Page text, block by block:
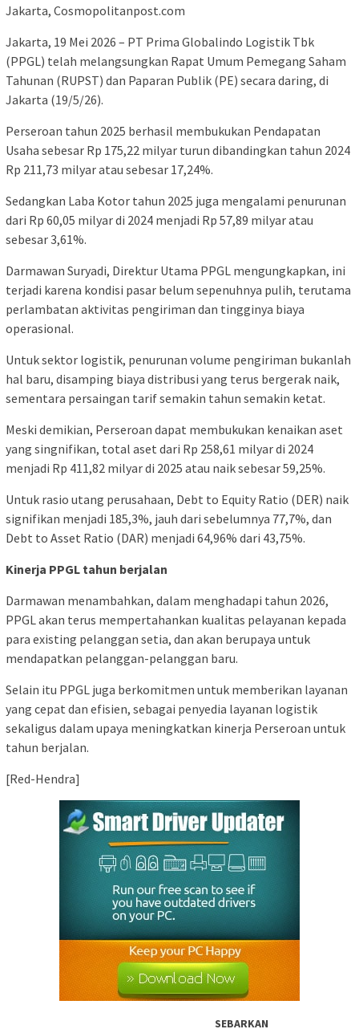
Jakarta, Cosmopolitanpost.com
Jakarta, 19 Mei 2026 – PT Prima Globalindo Logistik Tbk
(PPGL) telah melangsungkan Rapat Umum Pemegang Saham
Tahunan (RUPST) dan Paparan Publik (PE) secara daring, di
Jakarta (19/5/26).
Perseroan tahun 2025 berhasil membukukan Pendapatan
Usaha sebesar Rp 175,22 milyar turun dibandingkan tahun 2024
Rp 211,73 milyar atau sebesar 17,24%.
Sedangkan Laba Kotor tahun 2025 juga mengalami penurunan
dari Rp 60,05 milyar di 2024 menjadi Rp 57,89 milyar atau
sebesar 3,61%.
Darmawan Suryadi, Direktur Utama PPGL mengungkapkan, ini
terjadi karena kondisi pasar belum sepenuhnya pulih, terutama
perlambatan aktivitas pengiriman dan tingginya biaya
operasional.
Untuk sektor logistik, penurunan volume pengiriman bukanlah
hal baru, disamping biaya distribusi yang terus bergerak naik,
sementara persaingan tarif semakin tahun semakin ketat.
Meski demikian, Perseroan dapat membukukan kenaikan aset
yang singnifikan, total aset dari Rp 258,61 milyar di 2024
menjadi Rp 411,82 milyar di 2025 atau naik sebesar 59,25%.
Untuk rasio utang perusahaan, Debt to Equity Ratio (DER) naik
signifikan menjadi 185,3%, jauh dari sebelumnya 77,7%, dan
Debt to Asset Ratio (DAR) menjadi 64,96% dari 43,75%.
Kinerja PPGL tahun berjalan
Darmawan menambahkan, dalam menghadapi tahun 2026,
PPGL akan terus mempertahankan kualitas pelayanan kepada
para existing pelanggan setia, dan akan berupaya untuk
mendapatkan pelanggan-pelanggan baru.
Selain itu PPGL juga berkomitmen untuk memberikan layanan
yang cepat dan efisien, sebagai penyedia layanan logistik
sekaligus dalam upaya meningkatkan kinerja Perseroan untuk
tahun berjalan.
[Red-Hendra]
SEBARKAN